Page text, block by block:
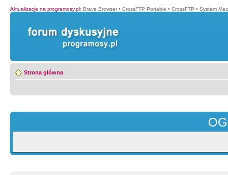
Aktualizacje na programosy.pl: Brave Browser • CrossFTP Portable • CrossFTP • System
Strona główna